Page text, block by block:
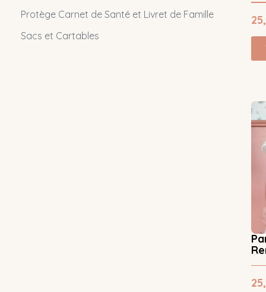
Protège Carnet de Santé et Livret de Famille
Sacs et Cartables